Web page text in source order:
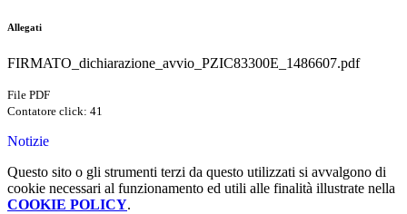
Allegati
FIRMATO_dichiarazione_avvio_PZIC83300E_1486607.pdf
File PDF
Contatore click: 41
Notizie
Questo sito o gli strumenti terzi da questo utilizzati si avvalgono di
cookie necessari al funzionamento ed utili alle finalità illustrate nella
COOKIE POLICY.